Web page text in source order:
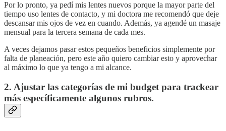
Por lo pronto, ya pedí mis lentes nuevos porque la mayor parte del
tiempo uso lentes de contacto, y mi doctora me recomendó que deje
descansar mis ojos de vez en cuando. Además, ya agendé un masaje
mensual para la tercera semana de cada mes.
A veces dejamos pasar estos pequeños beneficios simplemente por
falta de planeación, pero este año quiero cambiar esto y aprovechar
al máximo lo que ya tengo a mi alcance.
2. Ajustar las categorías de mi budget para trackear
más específicamente algunos rubros.